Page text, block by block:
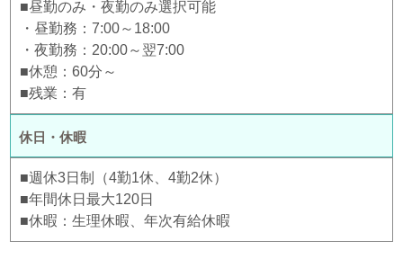
■昼勤のみ・夜勤のみ選択可能
・昼勤務：7:00～18:00
・夜勤務：20:00～翌7:00
■休憩：60分～
■残業：有
休日・休暇
■週休3日制（4勤1休、4勤2休）
■年間休日最大120日
■休暇：生理休暇、年次有給休暇